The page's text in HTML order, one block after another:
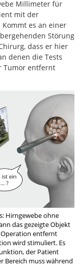
Millimeter für
mit der
Kommt es an einer
Störung
dass er hier
denen die Tests
Tumor entfernt
Hirngewebe ohne
das gezeigte Objekt
Operation entfernt
wird stimuliert. Es
der Patient
Bereich muss während